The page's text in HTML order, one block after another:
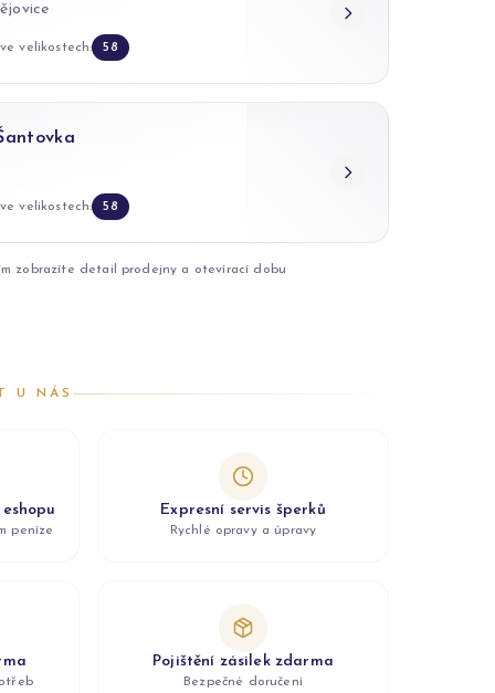
velikostech: 58
velikostech: 58
zobrazíte detail prodejny a otevírací dobu
U NÁS
peníze
Expresní servis šperků
Rychlé opravy a úpravy
Pojištění zásilek zdarma
Bezpečné doručení